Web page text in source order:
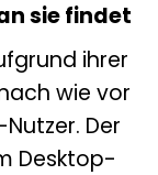
sie findet
ihrer
wie vor
Der
Desktop-